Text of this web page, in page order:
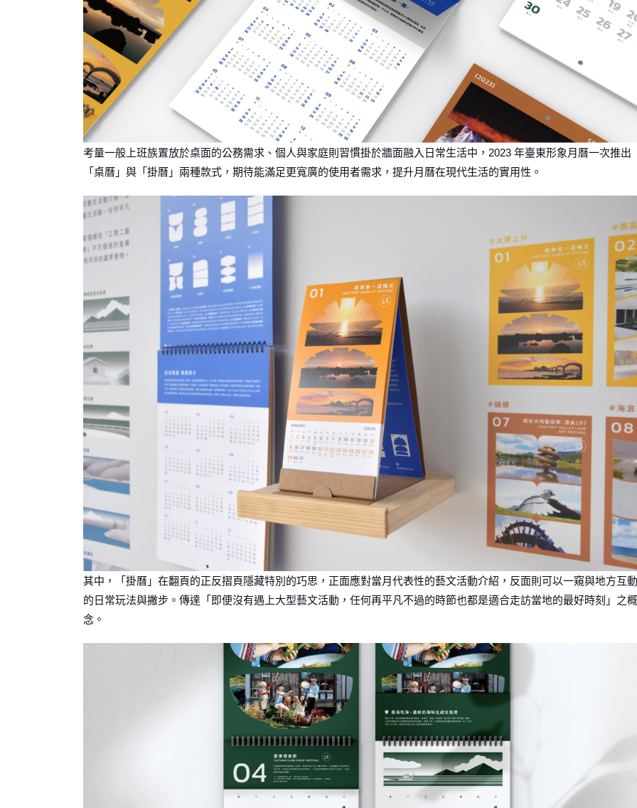
考量⼀般上班族置放於桌⾯的公務需求、個⼈與家庭則習慣掛於牆⾯融入⽇常⽣活中，2023 年臺東形象⽉曆⼀次推出
「桌曆」與「掛曆」兩種款式，期待能滿⾜更寬廣的使⽤者需求，提升⽉曆在現代⽣活的實⽤性。
其中，「掛曆」在翻⾴的正反摺⾴隱藏特別的巧思，正⾯應對當⽉代表性的藝⽂活動介紹，反⾯則可以⼀窺與地⽅互動
的⽇常玩法與撇步。傳達「即便沒有遇上⼤型藝⽂活動，任何再平凡不過的時節也都是適合走訪當地的最好時刻」之概
念。